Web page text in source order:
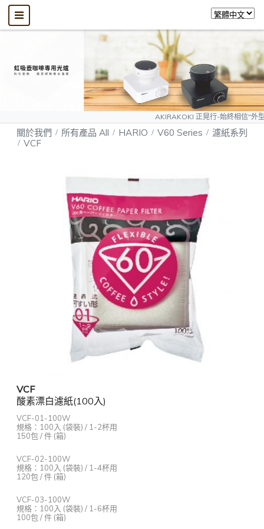
AKIRAKOKI 正晃行-始終相信"
關於我們 所有產品 All HARIO V60 Series
濾紙系列
VCF
VCF
酸素漂白濾紙(100入)
VCF-01-100W
規格：100入 (袋裝) / 1-2杯用
150包 / 件 (箱)
VCF-02-100W
規格：100入 (袋裝) / 1-4杯用
120包 / 件 (箱)
VCF-03-100W
規格：100入 (袋裝) / 1-6杯用
100包 / 件 (箱)